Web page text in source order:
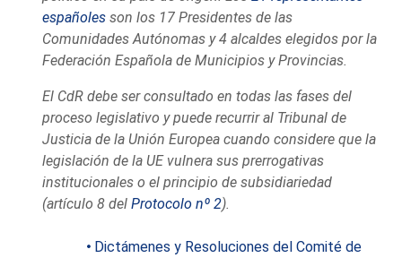
españoles son los 17 Presidentes de las
Comunidades Autónomas y 4 alcaldes elegidos por la
Federación Española de Municipios y Provincias.
El CdR debe ser consultado en todas las fases del
proceso legislativo y puede recurrir al Tribunal de
Justicia de la Unión Europea cuando considere que la
legislación de la UE vulnera sus prerrogativas
institucionales o el principio de subsidiariedad
(artículo 8 delProtocolo nº 2).
Dictámenes y Resoluciones del Comité de